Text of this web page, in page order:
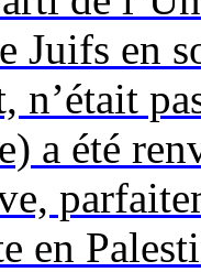
Juifs en
n’était
a été
en